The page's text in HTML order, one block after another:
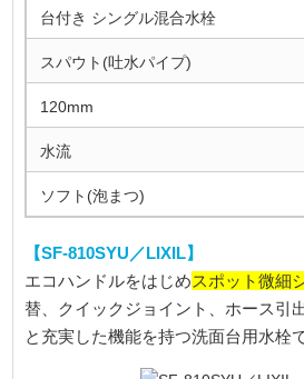
台付き シングル混合水栓
スパウト(吐水パイプ)
120mm
水流
ソフト(泡まつ)
【SF-810SYU／LIXIL】
エコハンドルをはじめスポット微細
替、クイックジョイント、ホース引
と充実した機能を持つ洗面台用水栓